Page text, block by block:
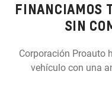
FINANCIAMOS
SIN
Corporación Proauto
vehículo con una